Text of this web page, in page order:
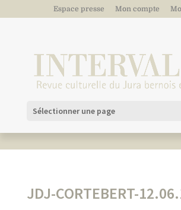
Espace presse Mon compte
Sélectionner une page
JDJ-CORTEBERT-